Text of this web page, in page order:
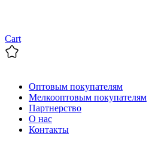
Cart
Оптовым покупателям
Мелкооптовым покупателям
Партнерство
О нас
Контакты